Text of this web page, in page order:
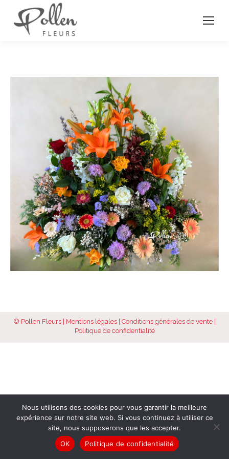
© Pollen Fleurs | Mentions légales Conditions générales de vente
Politique de confidentialité
Nous utilisons des cookies pour vous garantir la meilleure
expérience sur notre site web. Si vous continuez à utiliser ce
site, nous supposerons que les accepter.
OK
Politique de confidentialité